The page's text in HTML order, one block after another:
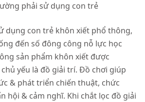
phải sử dụng con trẻ
dụng con trẻ khôn xiết phổ thông,
đến số đông công nỗ lực học
sản phẩm khôn xiết được
yếu là đồ giải trí. Đồ chơi giúp
& phát triển chiến thuật, chức
hội & cảm nghĩ. Khi chắt lọc đồ giải